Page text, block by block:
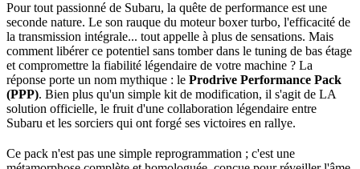
Pour tout passionné de Subaru, la quête de performance est une
seconde nature. Le son rauque du moteur boxer turbo, l'efficacité de
la transmission intégrale... tout appelle à plus de sensations. Mais
comment libérer ce potentiel sans tomber dans le tuning de bas étage
et compromettre la fiabilité légendaire de votre machine ? La
réponse porte un nom mythique : le Prodrive Performance Pack
(PPP). Bien plus qu'un simple kit de modification, il s'agit de LA
solution officielle, le fruit d'une collaboration légendaire entre
Subaru et les sorciers qui ont forgé ses victoires en rallye.
Ce pack n'est pas une simple reprogrammation ; c'est une